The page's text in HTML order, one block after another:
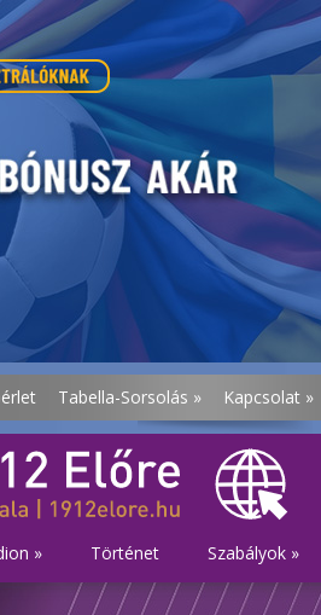
Tabella-Sorsolás » Kapcsolat »
» Történet Szabályok »